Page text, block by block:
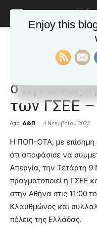
Αυτοδιοίκηση
ΠΟΠ – ΟΤΑ:
στην 24ωρη
των ΓΣΕΕ
Από Δ&Π - 4 Νοεμβρίου 2022
blonde
lesbians
hot
cam
show. desi
xxx
lyons
Η ΠΟΠ-ΟΤΑ, με επίσημη
ότι αποφάσισε να
Απεργία, την Τετάρτη
πραγματοποιεί η ΓΣΕΕ
στην Αθήνα στις 11:00
Κλαυθμώνος και
πόλεις της Ελλάδας.
Enjoy this